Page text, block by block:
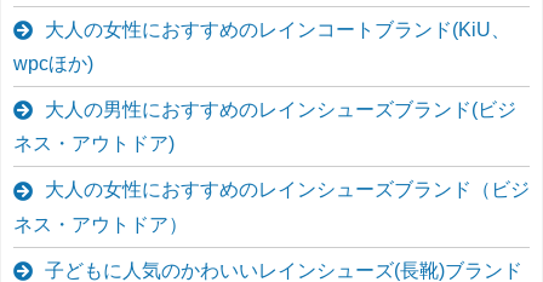
大人の女性におすすめのレインコートブランド(KiU、
wpcほか)
大人の男性におすすめのレインシューズブランド(ビジ
ネス・アウトドア)
大人の女性におすすめのレインシューズブランド（ビジ
ネス・アウトドア）
子どもに人気のかわいいレインシューズ(長靴)ブランド